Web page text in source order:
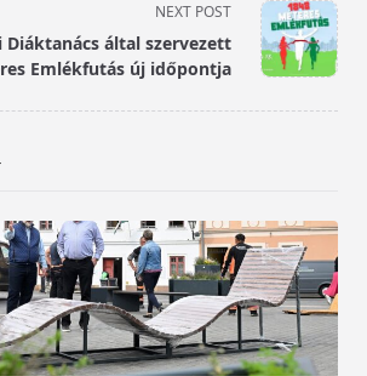
NEXT POST
Diáktanács által szervezett
Emlékfutás új időpontja